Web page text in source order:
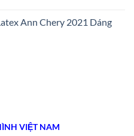
Ann Chery 2021 Dáng
VIỆT NAM